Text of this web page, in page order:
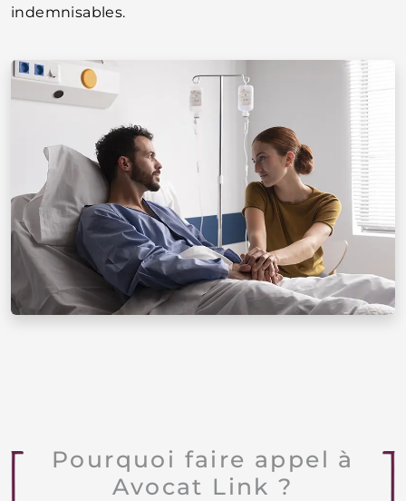
indemnisables.
Pourquoi faire appel à
Avocat Link ?